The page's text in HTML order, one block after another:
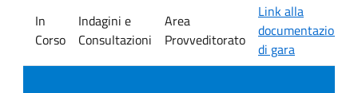
In
Corso
Indagini e
Consultazioni
Area
Provveditorato
Link alla
documentazione
di gara